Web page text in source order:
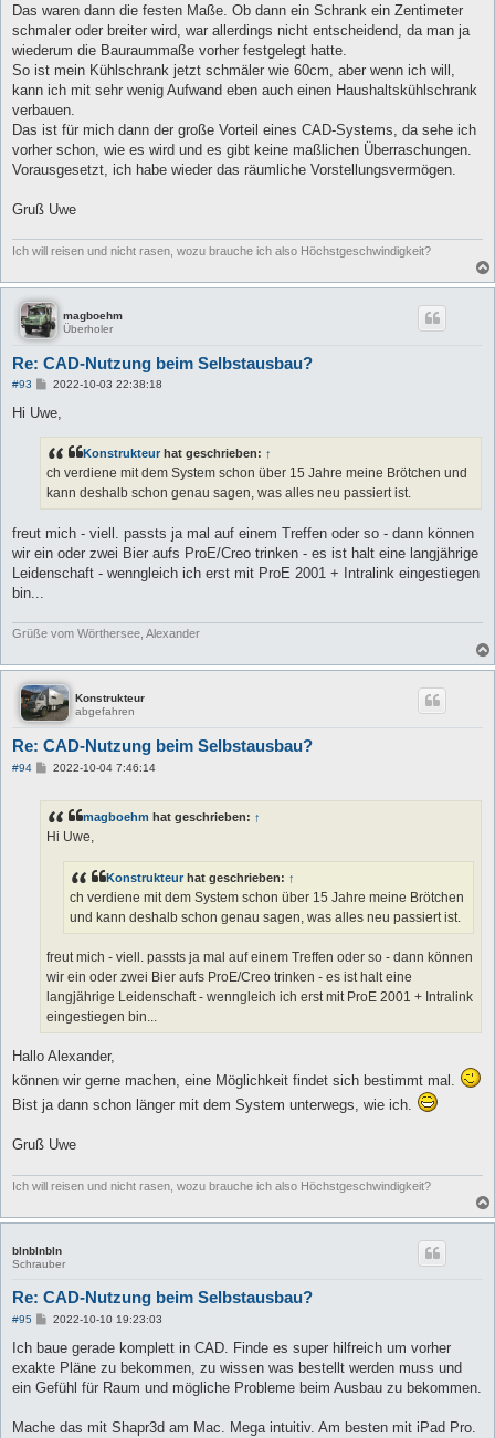
Das waren dann die festen Maße. Ob dann ein Schrank ein Zentimeter
schmaler oder breiter wird, war allerdings nicht entscheidend, da man ja
wiederum die Bauraummaße vorher festgelegt hatte.
So ist mein Kühlschrank jetzt schmäler wie 60cm, aber wenn ich will,
kann ich mit sehr wenig Aufwand eben auch einen Haushaltskühlschrank
verbauen.
Das ist für mich dann der große Vorteil eines CAD-Systems, da sehe ich
vorher schon, wie es wird und es gibt keine maßlichen Überraschungen.
Vorausgesetzt, ich habe wieder das räumliche Vorstellungsvermögen.
Gruß Uwe
Ich will reisen und nicht rasen, wozu brauche ich also Höchstgeschwindigkeit?
magboehm
Überholer
Re: CAD-Nutzung beim Selbstausbau?
#93
B
i
r
a
g
2022-10-03 22:38:18
Hi Uwe,
Konstrukteur hat geschrieben: ↑
ch verdiene mit dem System schon über 15 Jahre meine Brötchen und
kann deshalb schon genau sagen, was alles neu passiert ist.
freut mich - viell. passts ja mal auf einem Treffen oder so - dann können
wir ein oder zwei Bier aufs ProE/Creo trinken - es ist halt eine langjährige
Leidenschaft - wenngleich ich erst mit ProE 2001 + Intralink eingestiegen
bin...
Grüße vom Wörthersee, Alexander
Konstrukteur
abgefahren
Re: CAD-Nutzung beim Selbstausbau?
#94
B
r
a
2022-10-04 7:46:14
magboehm hat geschrieben: ↑
Hi Uwe,
Konstrukteurhat geschrieben: ↑
ch verdiene mit dem System schon über 15 Jahre meine Brötchen
und kann deshalb schon genau sagen, was alles neu passiert ist.
freut mich - viell. passts ja mal auf einem Treffen oder so - dann können
wir ein oder zwei Bier aufs ProE/Creo trinken - es ist halt eine
langjährige Leidenschaft - wenngleich ich erst mit ProE 2001 + Intralink
eingestiegen bin...
Hallo Alexander,
können wir gerne machen, eine Möglichkeit findet sich bestimmt mal.
Bist ja dann schon länger mit dem System unterwegs, wie ich.
Gruß Uwe
Ich will reisen und nicht rasen, wozu brauche ich also Höchstgeschwindigkeit?
blnblnbln
Schrauber
Re: CAD-Nutzung beim Selbstausbau?
#95
B
i
r
a
2022-10-10 19:23:03
Ich baue gerade komplett in CAD. Finde es super hilfreich um vorher
exakte Pläne zu bekommen, zu wissen was bestellt werden muss und
ein Gefühl für Raum und mögliche Probleme beim Ausbau zu bekommen.
Mache das mit Shapr3d am Mac. Mega intuitiv. Am besten mit iPad Pro.